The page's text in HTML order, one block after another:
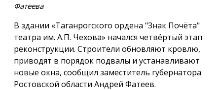
Фатеева
В здании «Таганрогского ордена "Знак Почёта"
театра им. А.П. Чехова» начался четвёртый этап
реконструкции. Строители обновляют кровлю,
приводят в порядок подвалы и устанавливают
новые окна, сообщил заместитель губернатора
Ростовской области Андрей Фатеев.